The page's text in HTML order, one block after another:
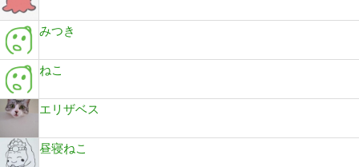
みつき
ねこ
エリザベス
昼寝ねこ